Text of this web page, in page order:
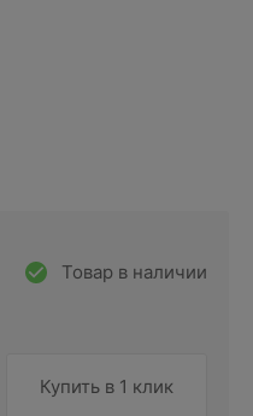
Товар в наличии
Купить в 1 клик